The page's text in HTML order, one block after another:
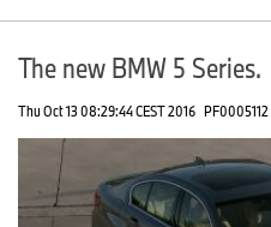
The new BMW 5 Series.
Thu Oct 13 08:29:44 CEST 2016 PF0005112